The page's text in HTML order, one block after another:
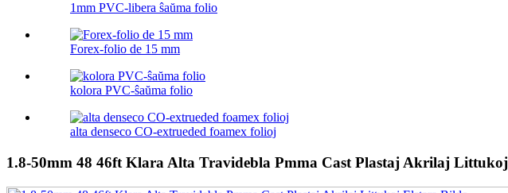
1mm PVC-libera ŝaŭma folio
Forex-folio de 15 mm
kolora PVC-ŝaŭma folio
alta denseco CO-extrueded foamex folioj
1.8-50mm 48 46ft Klara Alta Travidebla Pmma Cast Plastaj Akrilaj Littukoj